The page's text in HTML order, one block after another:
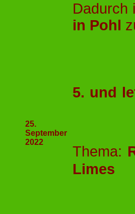
Dadurch
in Pohl
25.
September
2022
5. und
Thema:
Limes